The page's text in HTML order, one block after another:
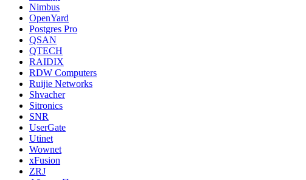
Nimbus
OpenYard
Postgres Pro
QSAN
QTECH
RAIDIX
RDW Computers
Ruijie Networks
Shvacher
Sitronics
SNR
UserGate
Utinet
Wownet
xFusion
ZRJ